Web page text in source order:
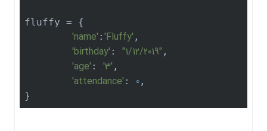
fluffy = {
'name' : 'Fluffy' ,
'birthday' : "1/12/2019" ,
'age' : '3' ,
'attendance' : 0 ,
}